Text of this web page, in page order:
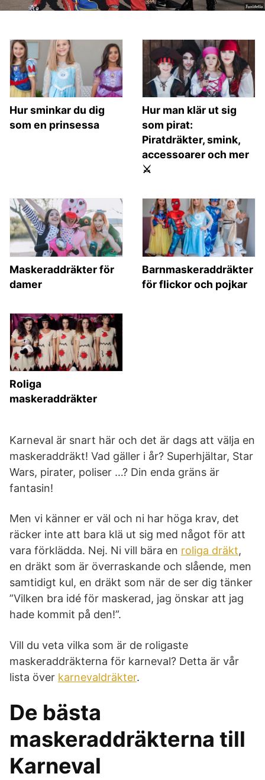
Hur sminkar du dig
som en prinsessa
Hur man klär ut sig
som pirat:
Piratdräkter, smink,
accessoarer och mer
⚔
Maskeraddräkter för
damer
Barnmaskeraddräkter
för flickor och pojkar
Roliga
maskeraddräkter
Karneval är snart här och det är dags att välja en
maskeraddräkt! Vad gäller i år? Superhjältar, Star
Wars, pirater, poliser …? Din enda gräns är
fantasin!
Men vi känner er väl och ni har höga krav, det
räcker inte att bara klä ut sig med något för att
vara förklädda. Nej. Ni vill bära en roliga dräkt,
en dräkt som är överraskande och slående, men
samtidigt kul, en dräkt som när de ser dig tänker
”Vilken bra idé för maskerad, jag önskar att jag
hade kommit på den!”.
Vill du veta vilka som är de roligaste
maskeraddräkterna för karneval? Detta är vår
lista över karnevaldräkter.
De bästa
maskeraddräkterna till
Karneval